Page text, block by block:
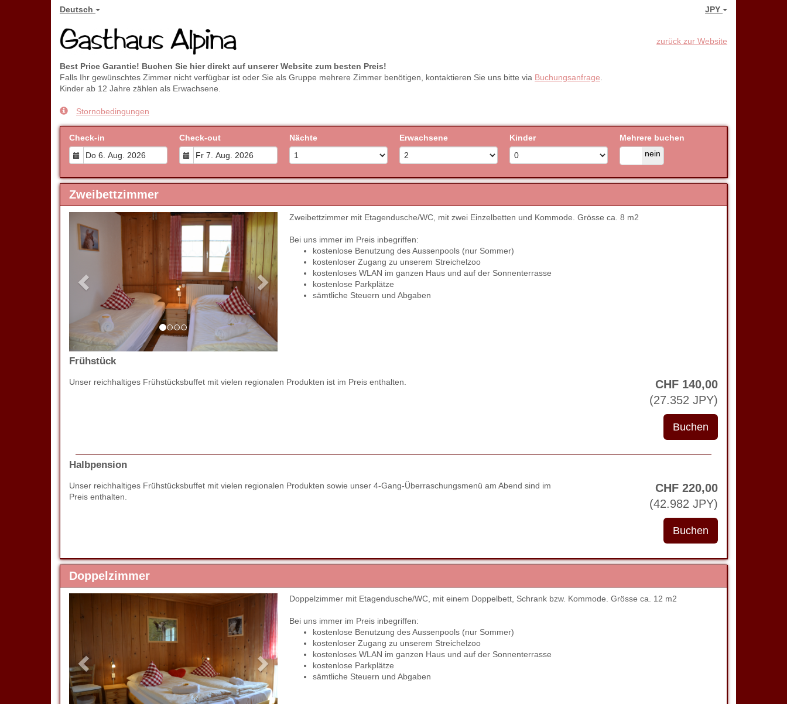
Deutsch JPY
zurück zur Website
Best Price Garantie! Buchen Sie hier direkt auf unserer Website zum besten Preis!
Falls Ihr gewünschtes Zimmer nicht verfügbar ist oder Sie als Gruppe mehrere Zimmer benötigen, kontaktieren Sie uns bitte via Buchungsanfrage
Kinder ab 12 Jahre zählen als Erwachsene.
Stornobedingungen
Check-in Check-out Nächte Erwachsene Kinder
Mehrere buchen
nein
Zweibettzimmer
Previous
Next Zweibettzimmer mit Etagendusche/WC, mit zwei Einzelbetten und Kommode. Grösse ca. 8 m2
Bei uns immer im Preis inbegriffen:
kostenlose Benutzung des Aussenpools (nur Sommer)
kostenloser Zugang zu unserem Streichelzoo
kostenloses WLAN im ganzen Haus und auf der Sonnenterrasse
kostenlose Parkplätze
sämtliche Steuern und Abgaben
Frühstück
Unser reichhaltiges Frühstücksbuffet mit vielen regionalen Produkten ist im Preis enthalten. CHF 140,00
(27.352 JPY)
Halbpension
Unser reichhaltiges Frühstücksbuffet mit vielen regionalen Produkten sowie unser 4-Gang-Überraschungsmenü am Abend sind im
Preis enthalten.
CHF 220,00
(42.982 JPY)
Doppelzimmer
Next Doppelzimmer mit Etagendusche/WC, mit einem Doppelbett, Schrank bzw. Kommode. Grösse ca. 12 m2
Bei uns immer im Preis inbegriffen:
kostenlose Benutzung des Aussenpools (nur Sommer)
kostenloser Zugang zu unserem Streichelzoo
kostenloses WLAN im ganzen Haus und auf der Sonnenterrasse
kostenlose Parkplätze
sämtliche Steuern und Abgaben